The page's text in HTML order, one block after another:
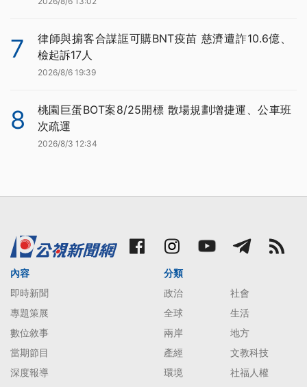
7
律師與掮客合謀誆可購BNT疫苗 慈濟遭詐10.6億、
檢起訴17人
2026/8/6 19:39
8
桃園巨蛋BOT案8/25開標 散場規劃增捷運、公車班
次疏運
2026/8/3 12:34
內容
即時新聞
專題策展
數位敘事
當期節目
深度報導
分類
政治
社會
全球
生活
兩岸
地方
產經
文教科技
環境
社福人權